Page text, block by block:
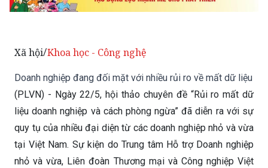
Xã hội/Khoa học - Công nghệ
Doanh nghiệp đang đối mặt với nhiều rủi ro về mất dữ liệu
(PLVN) - Ngày 22/5, hội thảo chuyên đề “Rủi ro mất dữ
liệu doanh nghiệp và cách phòng ngừa” đã diễn ra với sự
quy tụ của nhiều đại diện từ các doanh nghiệp nhỏ và vừa
tại Việt Nam. Sự kiện do Trung tâm Hỗ trợ Doanh nghiệp
nhỏ và vừa, Liên đoàn Thương mại và Công nghiệp Việt